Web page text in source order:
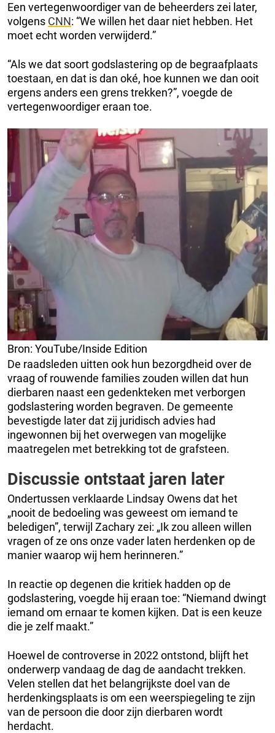
Een vertegenwoordiger van de beheerders zei later,
volgens CNN: “We willen het daar niet hebben. Het
moet echt worden verwijderd.”
“Als we dat soort godslastering op de begraafplaats
toestaan, en dat is dan oké, hoe kunnen we dan ooit
ergens anders een grens trekken?”, voegde de
vertegenwoordiger eraan toe.
Bron: YouTube/Inside Edition
De raadsleden uitten ook hun bezorgdheid over de
vraag of rouwende families zouden willen dat hun
dierbaren naast een gedenkteken met verborgen
godslastering worden begraven. De gemeente
bevestigde later dat zij juridisch advies had
ingewonnen bij het overwegen van mogelijke
maatregelen met betrekking tot de grafsteen.
Discussie ontstaat jaren later
Ondertussen verklaarde Lindsay Owens dat het
„nooit de bedoeling was geweest om iemand te
beledigen”, terwijl Zachary zei: „Ik zou alleen willen
vragen of ze ons onze vader laten herdenken op de
manier waarop wij hem herinneren.”
In reactie op degenen die kritiek hadden op de
godslastering, voegde hij eraan toe: “Niemand dwingt
iemand om ernaar te komen kijken. Dat is een keuze
die je zelf maakt.”
Hoewel de controverse in 2022 ontstond, blijft het
onderwerp vandaag de dag de aandacht trekken.
Velen stellen dat het belangrijkste doel van de
herdenkingsplaats is om een weerspiegeling te zijn
van de persoon die door zijn dierbaren wordt
herdacht.